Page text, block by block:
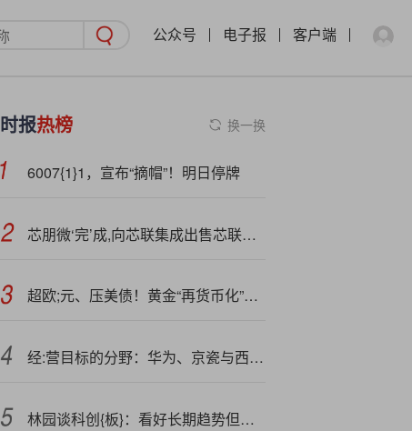
公众号 电子报 客户端
时报热榜 换一换
6007{1}1，宣布“摘帽”！明日停牌
芯朋微‘完’成,向芯联集成出售芯联越州1.6667%股权
超欧;元、压美债！黄金“再货币化”进程正势不可挡 全球央行加速购金
经:营目标的分野：华为、京瓷与西方企业的 “三观之战”，为何结果天差地别？
林园谈科创{板}：看好长期趋势但暂不投资 与自身方法论不符